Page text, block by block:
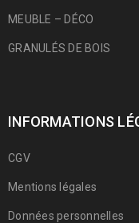
MEUBLE – DÉCO
GRANULÉS DE BOIS
INFORMATIONS
CGV
Mentions légales
Données personnelles